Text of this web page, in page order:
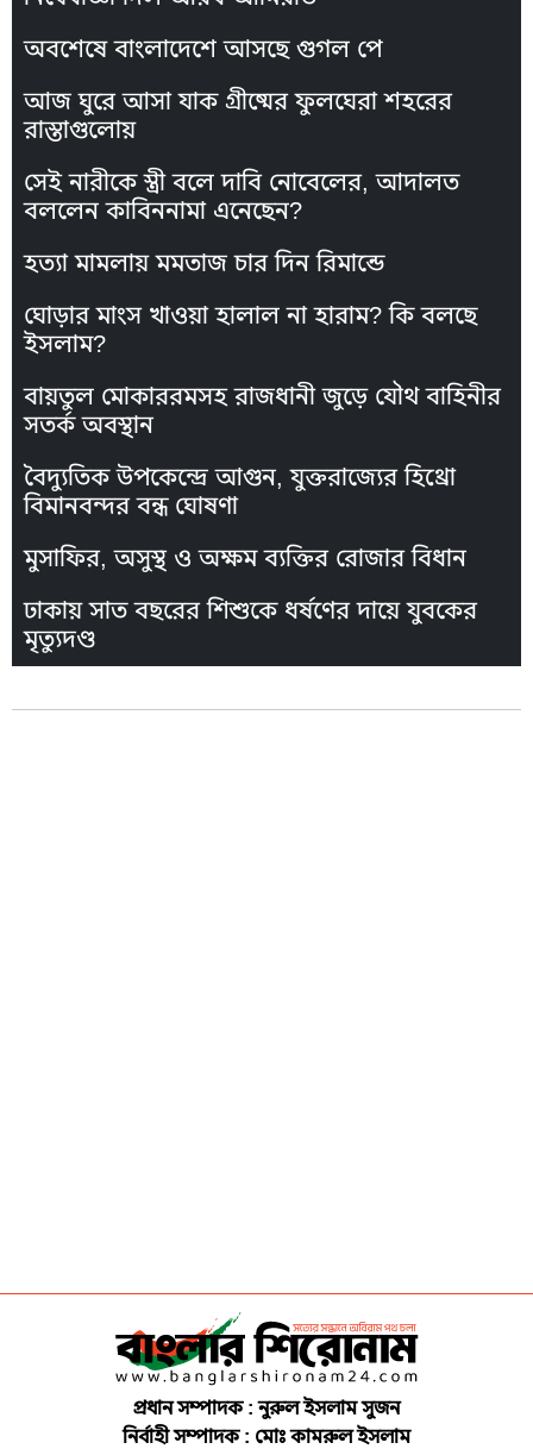
অবশেষে বাংলাদেশে আসছে গুগল পে
আজ ঘুরে আসা যাক গ্রীষ্মের ফুলঘেরা শহরের
রাস্তাগুলোয়
সেই নারীকে স্ত্রী বলে দাবি নোবেলের, আদালত
বললেন কাবিননামা এনেছেন?
হত্যা মামলায় মমতাজ চার দিন রিমান্ডে
ঘোড়ার মাংস খাওয়া হালাল না হারাম? কি বলছে
ইসলাম?
বায়তুল মোকাররমসহ রাজধানী জুড়ে যৌথ বাহিনীর
সতর্ক অবস্থান
বৈদ্যুতিক উপকেন্দ্রে আগুন, যুক্তরাজ্যের হিথ্রো
বিমানবন্দর বন্ধ ঘোষণা
মুসাফির, অসুস্থ ও অক্ষম ব্যক্তির রোজার বিধান
ঢাকায় সাত বছরের শিশুকে ধর্ষণের দায়ে যুবকের
মৃত্যুদণ্ড
প্রধান সম্পাদক : নুরুল ইসলাম সুজন
নির্বাহী সম্পাদক : মোঃ কামরুল ইসলাম